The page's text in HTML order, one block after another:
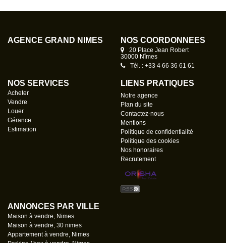
AGENCE GRAND NÎMES NOS COORDONNÉES
20 Place Jean Robert
30000 Nîmes
Tél. : +33 4 66 36 61 61
NOS SERVICES
Acheter
Vendre
Louer
Gérance
Estimation
LIENS PRATIQUES
Notre agence
Plan du site
Contactez-nous
Mentions
Politique de confidentialité
Politique des cookies
Nos honoraires
Recrutement
ANNONCES PAR VILLE
Maison à vendre, Nimes
Maison à vendre, 30 nimes
Appartement à vendre, Nimes